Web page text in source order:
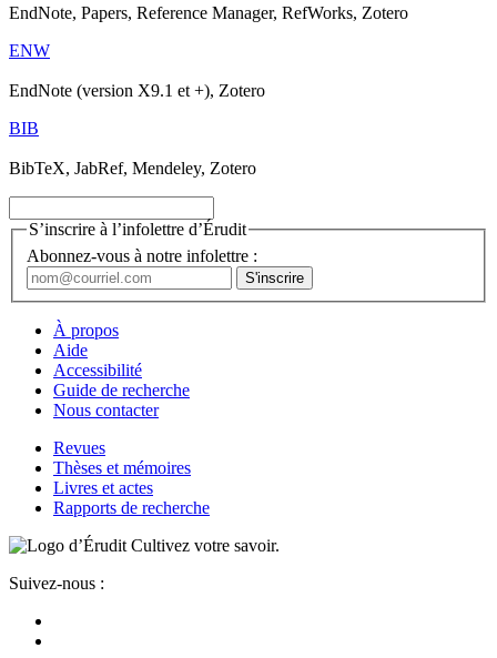
EndNote, Papers, Reference Manager, RefWorks, Zotero
ENW
EndNote (version X9.1 et +), Zotero
BIB
BibTeX, JabRef, Mendeley, Zotero
S’inscrire à l’infolettre d’Érudit
Abonnez-vous à notre infolettre :
À propos
Aide
Accessibilité
Guide de recherche
Nous contacter
Revues
Thèses et mémoires
Livres et actes
Rapports de recherche
Cultivez votre savoir.
Suivez-nous :